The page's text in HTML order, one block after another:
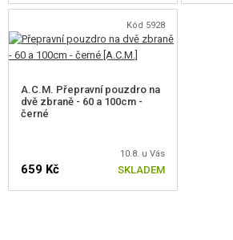
Kód 5928
A.C.M. Přepravní pouzdro na
dvě zbraně - 60 a 100cm -
černé
10.8. u Vás
659 Kč SKLADEM